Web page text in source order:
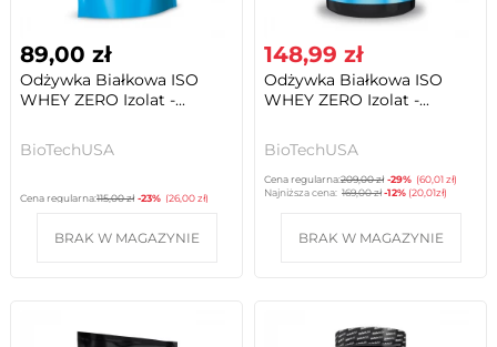
89,00 zł
Odżywka Białkowa ISO
WHEY ZERO Izolat -...
BioTechUSA
Cena regularna:115,00 zł -23% (26,00 zł)
BRAK W MAGAZYNIE
148,99 zł
Odżywka Białkowa ISO
WHEY ZERO Izolat -...
BioTechUSA
Cena regularna:209,00 zł -29% (60,01 zł)
Najniższa cena: 169,00 zł-12% (20,01zł)
BRAK W MAGAZYNIE